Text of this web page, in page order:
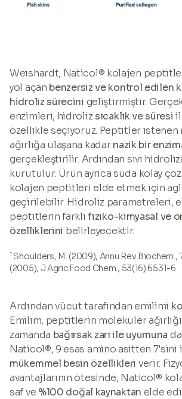
Weishardt, Naticol® kolajen
yol açan benzersiz ve kontrol edilen
hidroliz sürecini geliştirmiştir.
enzimleri, hidrolizsıcaklık ve süresi
özellikle seçiyoruz. Peptitler istenen
ağırlığa ulaşana kadarnazik bir
gerçekleştirilir. Ardından sıvı
kurutulur. Ürün ayrıca suda kolay
kolajen peptitleri elde etmek için
geçirilebilir. Hidroliz parametreleri,
peptitlerin farklıfiziko-kimyasal ve
özelliklerini belirleyecektir.
¹ Shoulders, M. (2009), Annu Rev Biochem.,
(2005), J Agric Food Chem., 53(16):6531-6.
Ardından vücut tarafından emilimi
Emilim, peptitlerin moleküler
zamanda bağırsak zarı ile uyumuna
Naticol®, 9 esas amino asitten 7'sini
mükemmel besin özellikleri verir.
avantajlarının ötesinde, Naticol®
saf ve %100 doğal kaynaktan elde